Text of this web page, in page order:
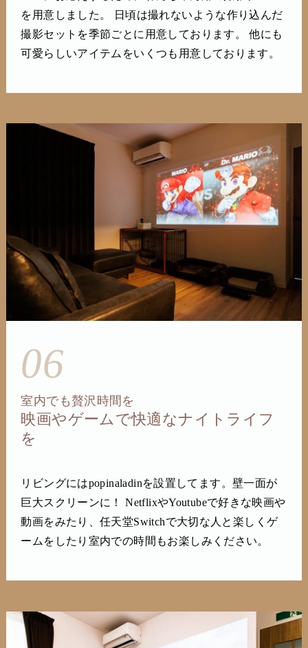
を用意しました。 日頃は撮れないような作り込んだ
撮影セットを季節ごとに用意しております。 他にも
可愛らしいアイテムをいくつも用意しております。
06
室内でも贅沢時間を
映画やゲームで快適なナイトライフ
を
リビングにはpopinaladinを設置してます。壁一面が
巨大スクリーンに！ NetflixやYoutubeで好きな映画や
動画をみたり、任天堂Switchで大切な人と楽しくゲ
ームをしたり室内での時間もお楽しみください。